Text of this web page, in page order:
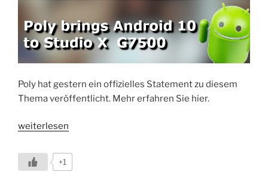
Poly hat gestern ein offizielles Statement zu diesem
Thema veröffentlicht. Mehr erfahren Sie hier.
„Android
kommt
für
weiterlesen
+1